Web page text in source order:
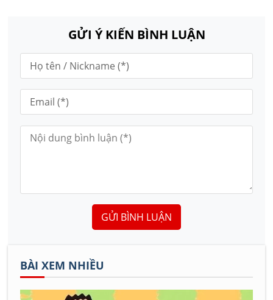
GỬI Ý KIẾN BÌNH LUẬN
GỬI BÌNH LUẬN
BÀI XEM NHIỀU